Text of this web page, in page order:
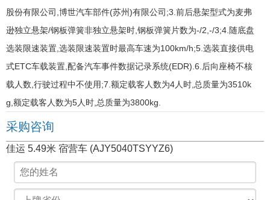
股份有限公司,博世汽车部件(苏州)有限公司;3.前后悬架型式为麦弗
逊独立悬架/钢板弹簧非独立悬架时,钢板弹簧片数为-/2,-/3;4.随底盘
选装限速装置,选装限速装置时最高车速为100km/h;5.选装直接供电
式ETC车载装置,配备汽车事件数据记录系统(EDR).6.后向座椅不核
载人数,行驶过程中不使用;7.额定载客人数为4人时,总质量为3510k
g,额定载客人数为5人时,总质量为3800kg.
采购咨询
佳运 5.49米 宿营车 (AJY5040TSYYZ6)